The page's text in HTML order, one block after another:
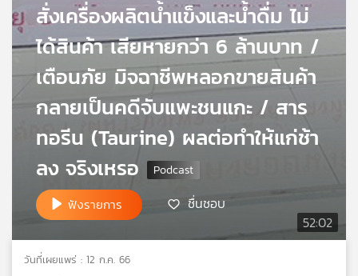
พี
บี
แผนที่
52:02
สั่งเครื่องผลิตน้ำแข็งและน้ำดื่ม ไม่
ได้สินค้า เสียหายกว่า 6 ล้านบาท /
เตือนภัย มิจฉาชีพหลอกขายสินค้า
กลายเป็นคดีจับแพะชนแกะ / สาร
ทอรีน (Taurine) ผลต่อทำให้แก่ช้า
ลง จริงเหรอ
ฟังรายการ ชื่นชอบ
วันที่เผยแพร่ : 12 ก.ค. 66